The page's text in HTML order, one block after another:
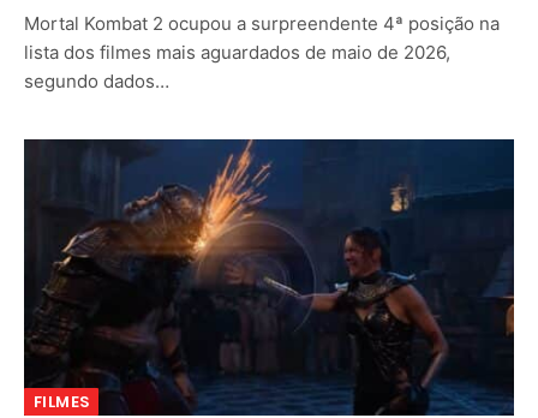
Mortal Kombat 2 ocupou a surpreendente 4ª posição na
lista dos filmes mais aguardados de maio de 2026,
segundo dados…
FILMES